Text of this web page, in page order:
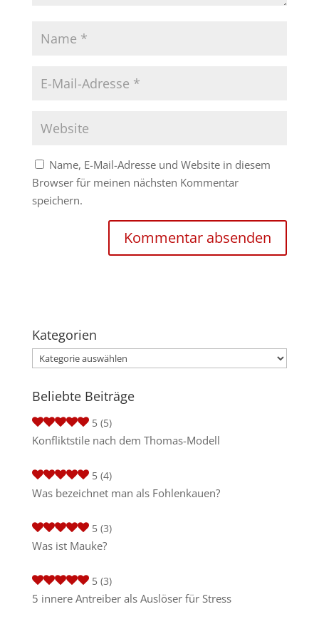
Name, E-Mail-Adresse und Website in diesem
Browser für meinen nächsten Kommentar
speichern.
Kategorien
Kategorien
Beliebte Beiträge
5 (5)
Konfliktstile nach dem Thomas-Modell
5 (4)
Was bezeichnet man als Fohlenkauen?
5 (3)
Was ist Mauke?
5 (3)
5 innere Antreiber als Auslöser für Stress